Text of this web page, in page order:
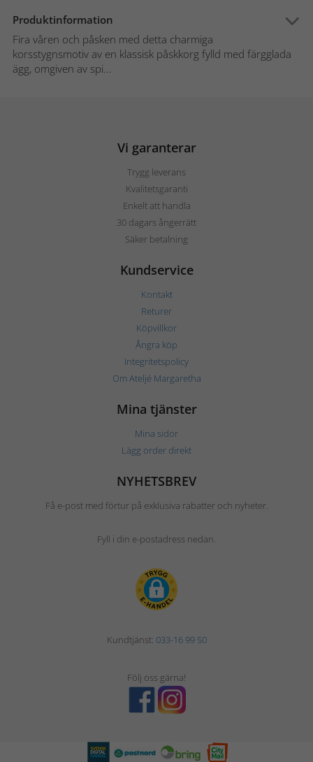
Produktinformation
Fira våren och påsken med detta charmiga
korsstygnsmotiv av en klassisk påskkorg fylld med färgglada
ägg, omgiven av spi...
Vi garanterar
Trygg leverans
Kvalitetsgaranti
Enkelt att handla
30 dagars ångerrätt
Säker betalning
Kundservice
Kontakt
Returer
Köpvillkor
Ångra köp
Integritetspolicy
Om Ateljé Margaretha
Mina tjänster
Mina sidor
Lägg order direkt
NYHETSBREV
Få e-post med förtur på exklusiva rabatter och nyheter.
Fyll i din e-postadress nedan.
Kundtjänst: 033-16 99 50
Följ oss gärna!